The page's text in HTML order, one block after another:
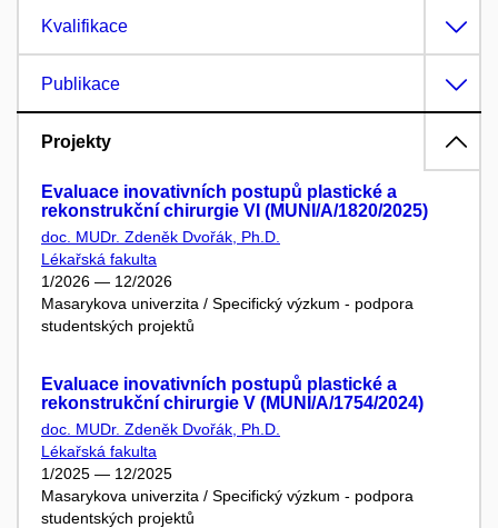
Kvalifikace
Publikace
Projekty
Evaluace inovativních postupů plastické a
rekonstrukční chirurgie VI (MUNI/A/1820/2025)
doc. MUDr. Zdeněk Dvořák, Ph.D.
Lékařská fakulta
1/2026 — 12/2026
Masarykova univerzita / Specifický výzkum - podpora
studentských projektů
Evaluace inovativních postupů plastické a
rekonstrukční chirurgie V (MUNI/A/1754/2024)
doc. MUDr. Zdeněk Dvořák, Ph.D.
Lékařská fakulta
1/2025 — 12/2025
Masarykova univerzita / Specifický výzkum - podpora
studentských projektů